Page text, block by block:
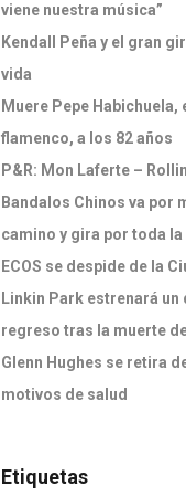
viene nuestra música”
Kendall Peña y el gran
vida
Muere Pepe
flamenco, a los 82 años
P&R: Mon Laferte –
Bandalos Chinos va por
camino y gira por toda
ECOS se despide de la
Linkin Park estrenará
regreso tras la muerte
Glenn Hughes se retira
motivos de salud
Etiquetas